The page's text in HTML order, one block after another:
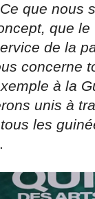
que nous
que
de la
concerne
à la
unis à
les